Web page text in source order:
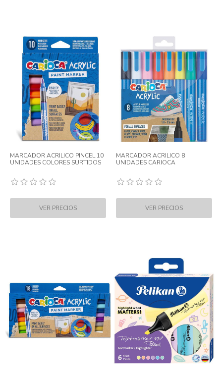
MARCADOR ACRILICO PINCEL 10
UNIDADES COLORES SURTIDOS
MARCADOR ACRILICO 8
UNIDADES CARIOCA